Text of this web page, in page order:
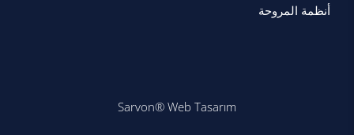
أنظمة المروحة
Sarvon®Web Tasarım